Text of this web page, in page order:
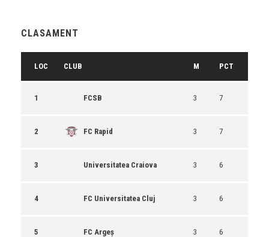
CLASAMENT
LOC CLUB M PCT
1 FCSB 3 7
2 FC Rapid 3 7
3 Universitatea Craiova 3 6
4 FC Universitatea Cluj 3 6
5 FC Argeș 3 6